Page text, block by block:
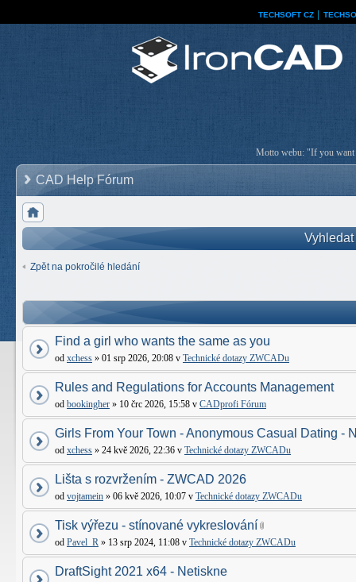
TECHSOFT CZ
Motto webu: "If you want
CAD Help Fórum
Zpět na pokročilé hledání
Find a girl who wants the same as you
od xchess » 01 srp 2026, 20:08 v Technické dotazy ZWCADu
Rules and Regulations for Accounts Management
od bookingher » 10 črc 2026, 15:58 v CADprofi Fórum
Girls From Your Town - Anonymous Casual Dating -
od xchess » 24 kvě 2026, 22:36 v Technické dotazy ZWCADu
Lišta s rozvržením - ZWCAD 2026
od vojtamein » 06 kvě 2026, 10:07 v Technické dotazy ZWCADu
Tisk výřezu - stínované vykreslování
od Pavel_R » 13 srp 2024, 11:08 v Technické dotazy ZWCADu
DraftSight 2021 x64 - Netiskne